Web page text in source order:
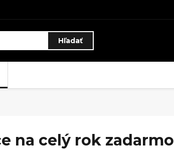
Hľadať
na celý rok zadarmo